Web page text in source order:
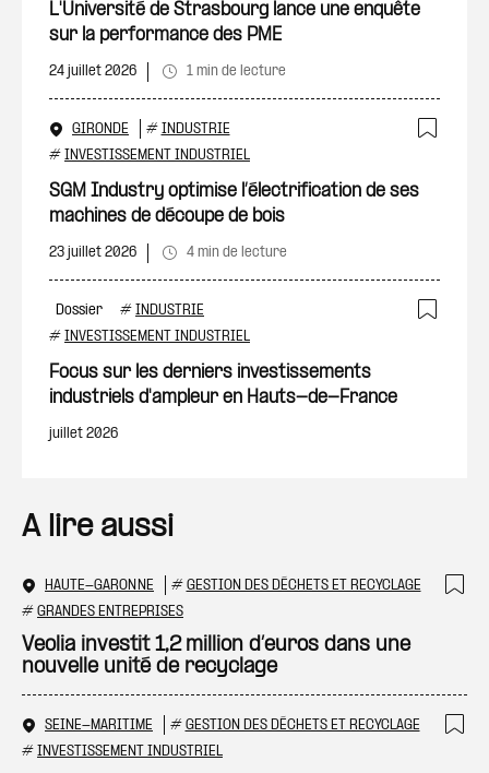
L'Université de Strasbourg lance une enquête
sur la performance des PME
24 juillet 2026 1 min de lecture
GIRONDE # INDUSTRIE
# INVESTISSEMENT INDUSTRIEL
SGM Industry optimise l’électrification de ses
machines de découpe de bois
23 juillet 2026 4 min de lecture
Dossier # INDUSTRIE
# INVESTISSEMENT INDUSTRIEL
Focus sur les derniers investissements
industriels d'ampleur en Hauts-de-France
juillet 2026
A lire aussi
HAUTE-GARONNE # GESTION DES DÉCHETS ET RECYCLAGE
# GRANDES ENTREPRISES
Veolia investit 1,2 million d’euros dans une
nouvelle unité de recyclage
SEINE-MARITIME # GESTION DES DÉCHETS ET RECYCLAGE
# INVESTISSEMENT INDUSTRIEL